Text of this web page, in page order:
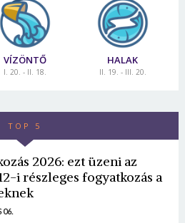
VÍZÖNTŐ
I. 20. - II. 18.
HALAK
II. 19. - III. 20.
TOP 5
2026: ezt üzeni az
i részleges fogyatkozás a
06.